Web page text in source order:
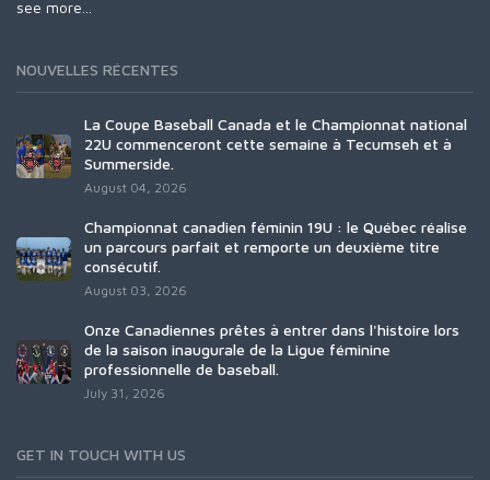
see more...
NOUVELLES RÉCENTES
La Coupe Baseball Canada et le Championnat national
22U commenceront cette semaine à Tecumseh et à
Summerside.
August 04, 2026
Championnat canadien féminin 19U : le Québec réalise
un parcours parfait et remporte un deuxième titre
consécutif.
August 03, 2026
Onze Canadiennes prêtes à entrer dans l'histoire lors
de la saison inaugurale de la Ligue féminine
professionnelle de baseball.
July 31, 2026
GET IN TOUCH WITH US